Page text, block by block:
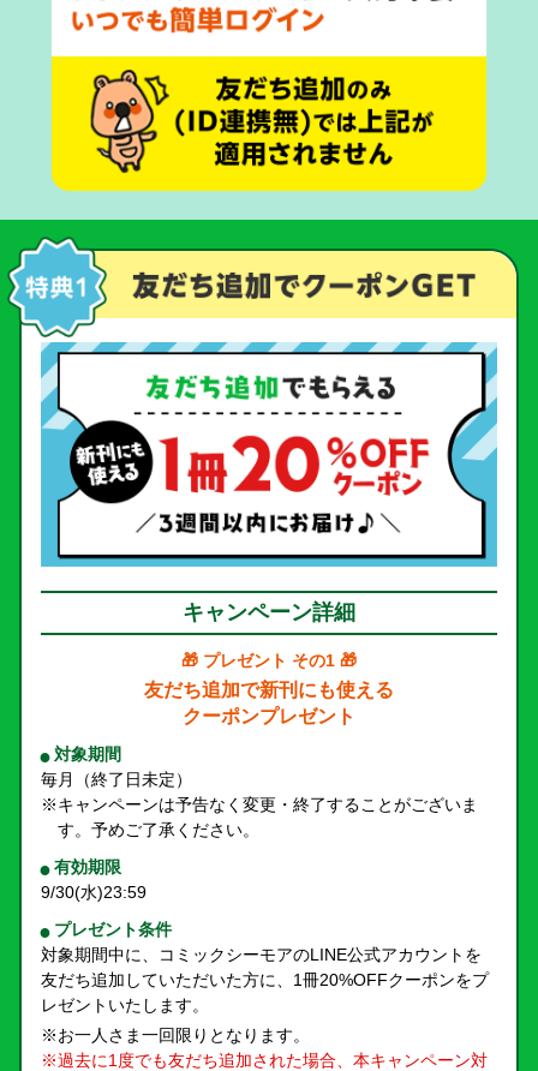
キャンペーン詳細
🎁 プレゼント その1 🎁
友だち追加で新刊にも使える
クーポンプレゼント
対象期間
毎月（終了日未定）
※キャンペーンは予告なく変更・終了することがございま
す。予めご了承ください。
有効期限
9/30(水)23:59
プレゼント条件
対象期間中に、コミックシーモアのLINE公式アカウントを
友だち追加していただいた方に、1冊20%OFFクーポンをプ
レゼントいたします。
※お一人さま一回限りとなります。
※過去に1度でも友だち追加された場合、本キャンペーン対